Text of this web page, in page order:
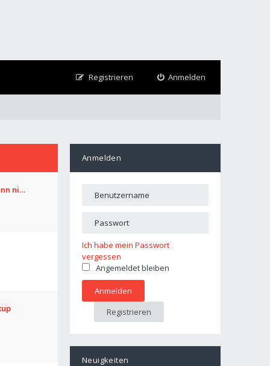
Anmelden
Registrieren
Anmelden
Ich habe mein Passwort
vergessen
Angemeldet bleiben
Registrieren
Neuigkeiten
ni…